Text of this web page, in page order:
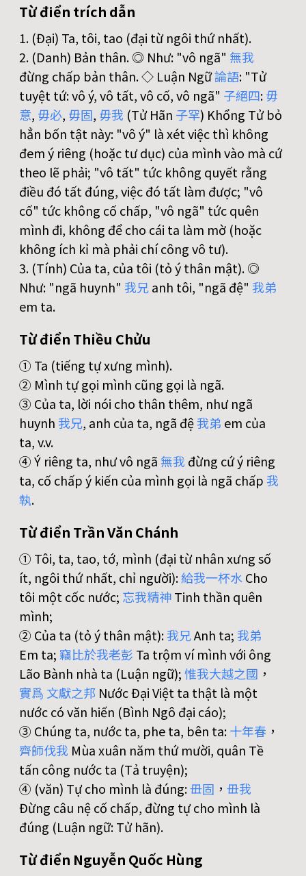
Từ điển trích dẫn
1. (Đại) Ta, tôi, tao (đại từ ngôi thứ nhất).
2. (Danh) Bản thân. ◎ Như: "vô ngã" 無我
đừng chấp bản thân. ◇ Luận Ngữ論語: "Tử
tuyệt tứ: vô ý, vô tất, vô cố, vô ngã" 子絕四:毋
意, 毋必, 毋固, 毋我 (Tử Hãn 子罕) Khổng Tử bỏ
hẳn bốn tật này: "vô ý" là xét việc thì không
đem ý riêng (hoặc tư dục) của mình vào mà cứ
theo lẽ phải; "vô tất" tức không quyết rằng
điều đó tất đúng, việc đó tất làm được; "vô
cố" tức không cố chấp, "vô ngã" tức quên
mình đi, không để cho cái ta làm mờ (hoặc
không ích kỉ mà phải chí công vô tư).
3. (Tính) Của ta, của tôi (tỏ ý thân mật). ◎
Như: "ngã huynh" 我兄anh tôi, "ngã đệ" 我弟
em ta.
Từ điển Thiều Chửu
① Ta (tiếng tự xưng mình).
② Mình tự gọi mình cũng gọi là ngã.
③ Của ta, lời nói cho thân thêm, như ngã
huynh 我兄, anh của ta, ngã đệ我弟 em của
ta, v.v.
④ Ý riêng ta, như vô ngã 無我 đừng cứ ý riêng
ta, cố chấp ý kiến của mình gọi là ngã chấp 我
執.
Từ điển Trần Văn Chánh
① Tôi, ta, tao, tớ, mình (đại từ nhân xưng số
ít, ngôi thứ nhất, chỉ người):給我一杯水Cho
tôi một cốc nước; 忘我精神Tinh thần quên
mình;
② Của ta (tỏ ý thân mật):我兄Anh ta; 我弟
Em ta; 竊比於我老彭 Ta trộm ví mình với ông
Lão Bành nhà ta (Luận ngữ);惟我大越之國 ，
實爲 文獻之邦 Nước Đại Việt ta thật là một
nước có văn hiến (Bình Ngô đại cáo);
③ Chúng ta, nước ta, phe ta, bên ta:十年春 ，
齊師伐我 Mùa xuân năm thứ mười, quân Tề
tấn công nước ta (Tả truyện);
④ (văn) Tự cho mình là đúng:毌固 ， 毌我
Đừng câu nệ cố chấp, đừng tự cho mình là
đúng (Luận ngữ: Tử hãn).
Từ điển Nguyễn Quốc Hùng